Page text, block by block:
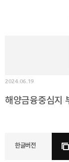
2024.06.19
해양금융중심지
한글버전